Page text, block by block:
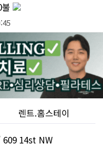
렌트.홈스테이
14st NW